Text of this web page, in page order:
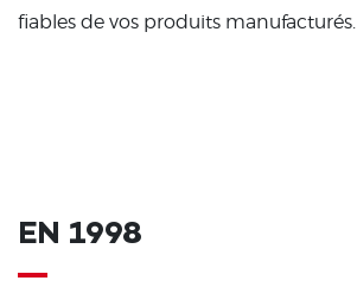
fiables de vos produits manufacturés.
EN 1998